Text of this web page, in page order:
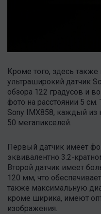
Кроме того, здесь
ультраширокий датчик
обзора 122 градусов и
фото на расстоянии 5
Sony IMX858, каждый из
50 мегапикселей.
Первый датчик имеет
эквивалентно 3.2-
Второй датчик имеет
120 мм, что
также максимальную
кроме ширика, имеют
изображения.